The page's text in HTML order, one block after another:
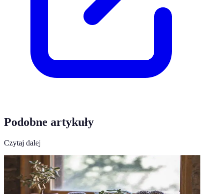
Podobne artykuły
Czytaj dalej